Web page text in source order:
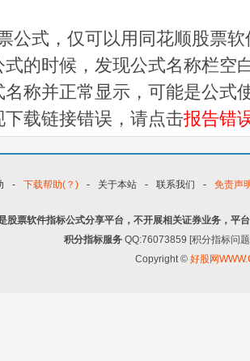
公式，仅可以用同花顺股票
式的时候，发现公式名称栏空
名称并正常显示，可能是公式
载链接错误，请点击报告错
- 下载帮助(？) - 关于本站 - 联系我们 - 免责声
股票软件指标公式分享平台，不开展相关证券业务，平
积分指标服务 QQ:76073859 [积分指标问
Copyright © 好股网